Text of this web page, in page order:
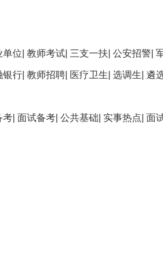
单位 教师考试 三支一扶 公安招警
银行 教师招聘 医疗卫生 选调生 遴
考 面试备考 公共基础 实事热点 面